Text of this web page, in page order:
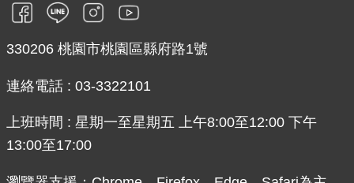
入
網
隱
權
政
330206 桃園市桃園區縣府路1號
連絡電話 : 03-3322101
上班時間 : 星期一至星期五 上午8:00至12:00 下午
13:00至17:00